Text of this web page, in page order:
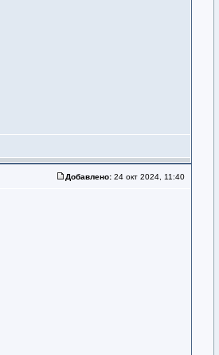
Добавлено: 24 окт 2024, 11:40